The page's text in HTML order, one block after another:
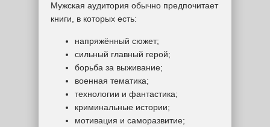
Мужская аудитория обычно предпочитает
книги, в которых есть:
напряжённый сюжет;
сильный главный герой;
борьба за выживание;
военная тематика;
технологии и фантастика;
криминальные истории;
мотивация и саморазвитие;